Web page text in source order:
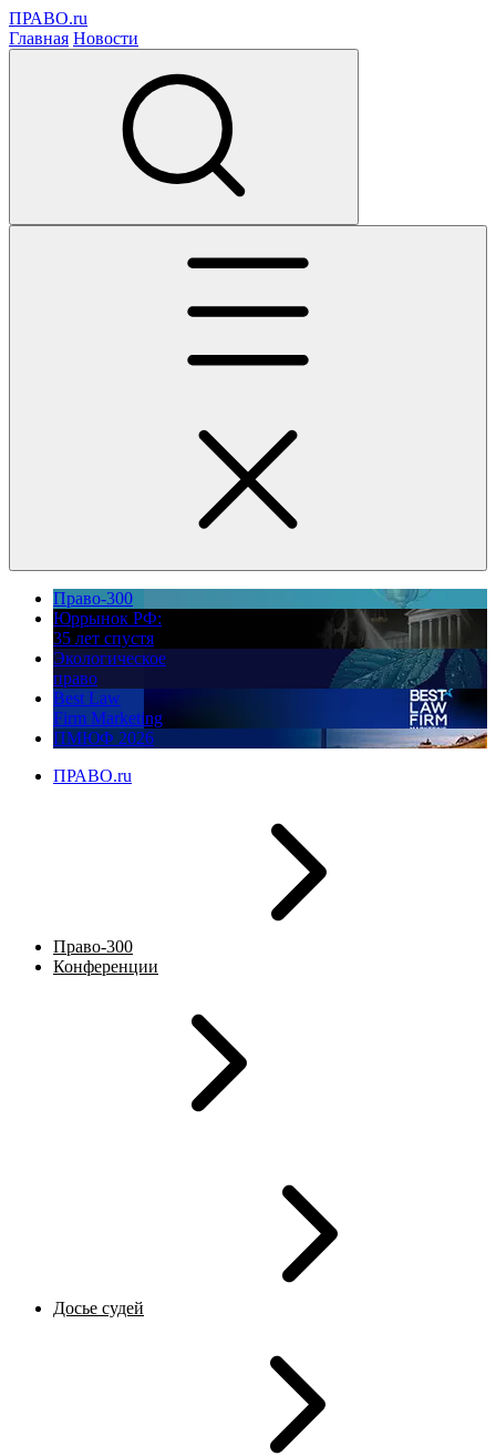
ПРАВО.ru
Главная Новости
Право-300
Юррынок РФ:
35 лет спустя
Экологическое
право
Best Law
Firm Marketing
ПМЮФ 2026
ПРАВО.ru
Право-300
Конференции
Досье судей